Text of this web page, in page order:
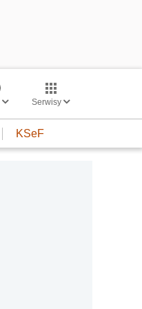
Serwisy
KSeF